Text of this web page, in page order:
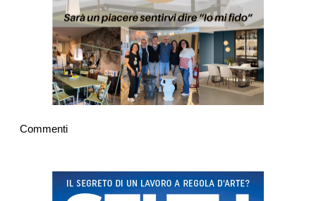
Commenti